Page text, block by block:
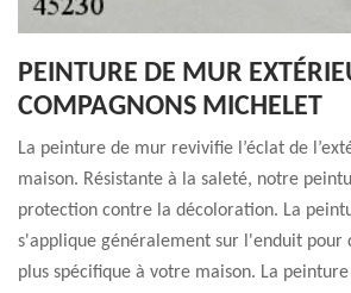
PEINTURE DE MUR
COMPAGNONS MICHELET
La peinture de mur revivifie l’éclat de
maison. Résistante à la saleté, notre
protection contre la décoloration. La
s'applique généralement sur l'enduit pour
plus spécifique à votre maison. La